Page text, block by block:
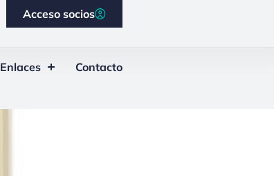
Acceso socios
Enlaces Contacto